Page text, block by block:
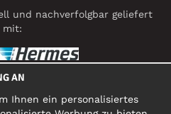
und nachverfolgbar geliefert
mit:
AN
Ihnen ein personalisiertes